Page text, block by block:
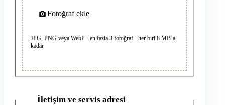
Fotoğraf ekle
JPG, PNG veya WebP · en fazla 3 fotoğraf · her biri 8 MB’a
kadar
İletişim ve servis adresi